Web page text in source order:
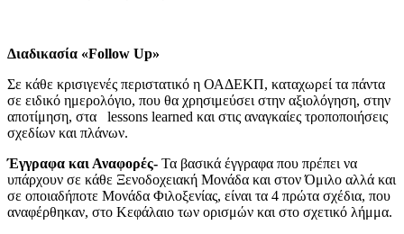
Διαδικασία «Follow Up»
Σε κάθε κρισιγενές περιστατικό η ΟΑΔΕΚΠ, καταχωρεί τα πάντα
σε ειδικό ημερολόγιο, που θα χρησιμεύσει στην αξιολόγηση, στην
αποτίμηση, στα lessons learned και στις αναγκαίες τροποποιήσεις
σχεδίων και πλάνων.
Έγγραφα και Αναφορές- Τα βασικά έγγραφα που πρέπει να
υπάρχουν σε κάθε Ξενοδοχειακή Μονάδα και στον Όμιλο αλλά και
σε οποιαδήποτε Μονάδα Φιλοξενίας, είναι τα 4 πρώτα σχέδια, που
αναφέρθηκαν, στο Κεφάλαιο των ορισμών και στο σχετικό λήμμα.